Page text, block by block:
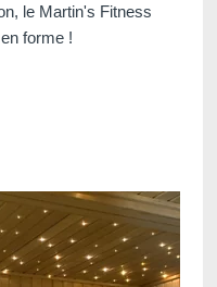
le Martin's Fitness
forme !